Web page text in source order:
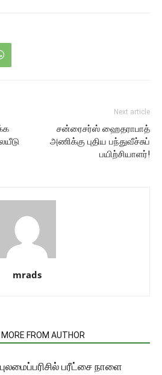
Next article
சன்ரைசர்ஸ் ஹைதராபாத்
அணிக்கு புதிய பந்துவீச்சுப்
பயிற்சியாளர்!
mrads
MORE FROM AUTHOR
பரீட்சை நாளை